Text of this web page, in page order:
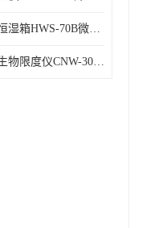
单门恒温恒湿箱HWS-70B微生物细菌培养箱
不锈钢微生物限度仪CNW-300B薄膜过滤器